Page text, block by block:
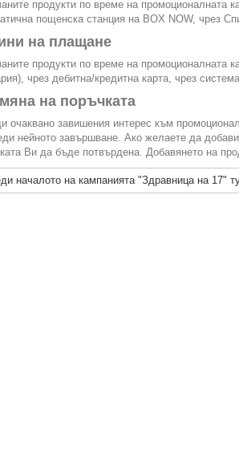
продукти по време на промоционалната
пощенска станция на BOX NOW, чрез
на плащане
продукти по време на
чрез дебитна/кредитна карта, чрез
на поръчката
очаквано завишения интерес към
нейното завършване. Ако желаете да
Ви да бъде потвърдена. Добавянето на
началото на кампанията "Здравница на 17"